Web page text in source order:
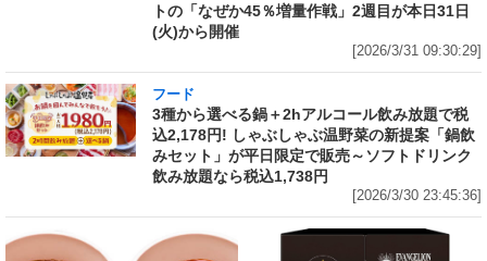
トの「なぜか45％増量作戦」2週目が本日31日
(火)から開催
[2026/3/31 09:30:29]
フード
3種から選べる鍋＋2hアルコール飲み放題で税
込2,178円! しゃぶしゃぶ温野菜の新提案「鍋飲
みセット」が平日限定で販売～ソフトドリンク
飲み放題なら税込1,738円
[2026/3/30 23:45:36]